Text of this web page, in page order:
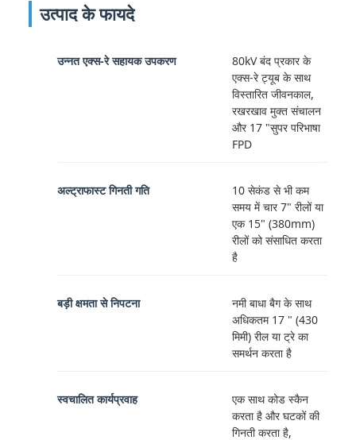
उत्पाद के फायदे
उन्नत एक्स-रे सहायक उपकरण
80kV बंद प्रकार के
एक्स-रे ट्यूब के साथ
विस्तारित जीवनकाल,
रखरखाव मुक्त संचालन
और 17 "सुपर परिभाषा
FPD
अल्ट्राफास्ट गिनती गति
10 सेकंड से भी कम
समय में चार 7" रीलों या
एक 15" (380mm)
रीलों को संसाधित करता
है
बड़ी क्षमता से निपटना
नमी बाधा बैग के साथ
अधिकतम 17 " (430
मिमी) रील या ट्रे का
समर्थन करता है
स्वचालित कार्यप्रवाह
एक साथ कोड स्कैन
करता है और घटकों की
गिनती करता है,